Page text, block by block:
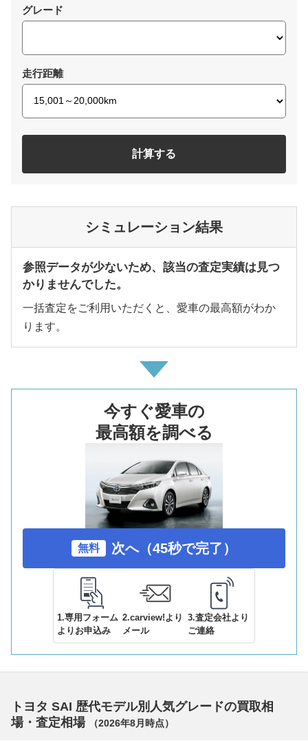
グレード
走行距離
計算する
シミュレーション結果
参照データが少ないため、該当の査定実績は見つ
かりませんでした。
一括査定をご利用いただくと、愛車の最高額がわか
ります。
今すぐ愛車の
最高額を調べる
無料 次へ（45秒で完了）
1.専用フォーム
よりお申込み
2.carview!より
メール
3.査定会社より
ご連絡
トヨタ SAI 歴代モデル別人気グレードの買取相
場・査定相場
（2026年8月 時点）